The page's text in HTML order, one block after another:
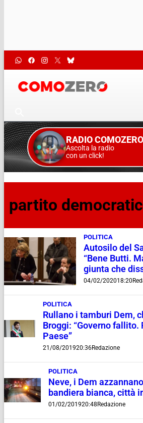
RADIO COMOZERO
Ascolta la radio
con un click!
partito
POLITICA
Autosilo del
“Bene Butti.
giunta che
04/02/202018:20
POLITICA
Rullano i tamburi Dem,
Broggi: “Governo fallito.
Paese”
21/08/201920:36Redazione
POLITICA
Neve, i Dem
bandiera bianca, città
01/02/201920:48Redazione